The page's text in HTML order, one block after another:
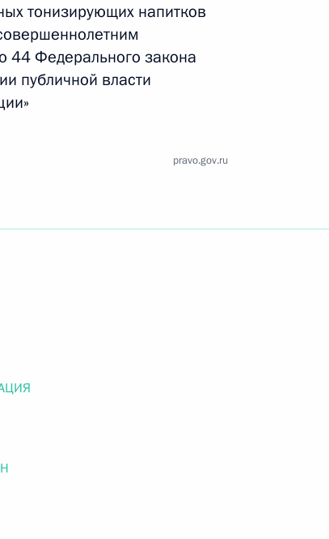
принятия
закона «О персональных данных» и отдельные
тонизирующих напитков
44 Федерального закона
публичной власти
pravo.gov.ru